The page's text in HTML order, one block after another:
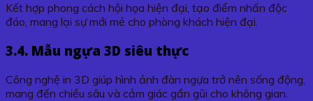
Kết hợp phong cách hội họa hiện đại, tạo điểm nhấn độc
đáo, mang lại sự mới mẻ cho phòng khách hiện đại.
3.4. Mẫu ngựa 3D siêu thực
Công nghệ in 3D giúp hình ảnh đàn ngựa trở nên sống động,
mang đến chiều sâu và cảm giác gần gũi cho không gian.